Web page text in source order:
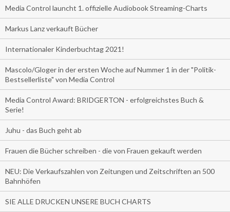
Media Control launcht 1. offizielle Audiobook Streaming-Charts
Markus Lanz verkauft Bücher
Internationaler Kinderbuchtag 2021!
Mascolo/Gloger in der ersten Woche auf Nummer 1 in der "Politik-
Bestsellerliste" von Media Control
Media Control Award: BRIDGERTON - erfolgreichstes Buch &
Serie!
Juhu - das Buch geht ab
Frauen die Bücher schreiben - die von Frauen gekauft werden
NEU: Die Verkaufszahlen von Zeitungen und Zeitschriften an 500
Bahnhöfen
SIE ALLE DRUCKEN UNSERE BUCH CHARTS